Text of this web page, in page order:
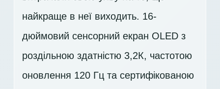
найкраще в неї виходить. 16-
дюймовий сенсорний екран OLED з
роздільною здатністю 3,2К, частотою
оновлення 120 Гц та сертифікованою